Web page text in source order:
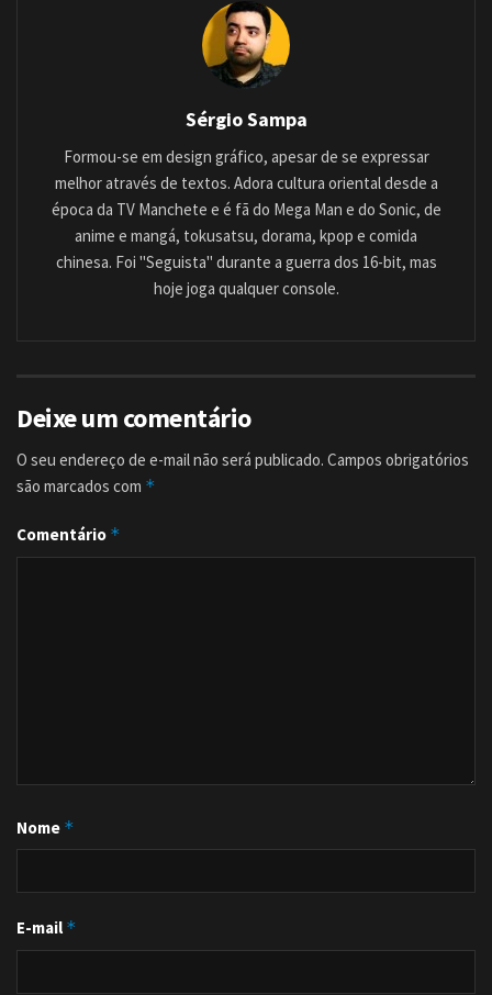
Sérgio Sampa
Formou-se em design gráfico, apesar de se expressar
melhor através de textos. Adora cultura oriental desde a
época da TV Manchete e é fã do Mega Man e do Sonic, de
anime e mangá, tokusatsu, dorama, kpop e comida
chinesa. Foi "Seguista" durante a guerra dos 16-bit, mas
hoje joga qualquer console.
Deixe um comentário
O seu endereço de e-mail não será publicado. Campos obrigatórios
são marcados com *
Comentário *
Nome *
E-mail *